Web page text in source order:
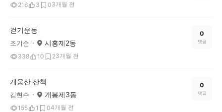
216 3 03개월 전
걷기운동
조기순 시흥제2동
338 10 23개월 전
0
댓글
개웅산 산책
김현수 개봉제3동
155 1 04개월 전
0
댓글